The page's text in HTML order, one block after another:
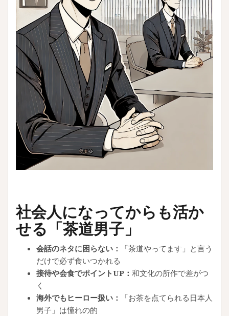
社会人になってからも活か
せる「茶道男子」
会話のネタに困らない：
「茶道やってます」と言う
だけで必ず食いつかれる
接待や会食でポイントUP： 和文化の所作で差がつ
く
海外でもヒーロー扱い：
「お茶を点てられる日本人
男子」は憧れの的